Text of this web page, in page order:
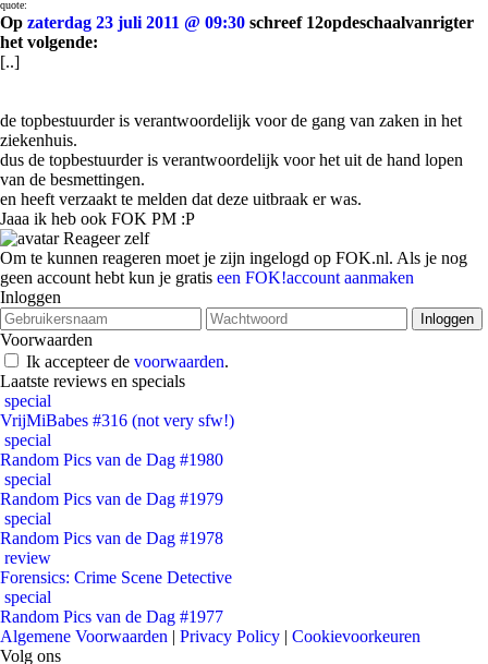
quote:
Op zaterdag 23 juli 2011 @ 09:30 schreef 12opdeschaalvanrigter
het volgende:
[..]
de topbestuurder is verantwoordelijk voor de gang van zaken in het
ziekenhuis.
dus de topbestuurder is verantwoordelijk voor het uit de hand lopen
van de besmettingen.
en heeft verzaakt te melden dat deze uitbraak er was.
Jaaa ik heb ook FOK PM :P
Reageer zelf
Om te kunnen reageren moet je zijn ingelogd op FOK.nl. Als je nog
geen account hebt kun je gratis een FOK!account aanmaken
Inloggen
Voorwaarden
Ik accepteer de voorwaarden.
Laatste reviews en specials
special
VrijMiBabes #316 (not very sfw!)
special
Random Pics van de Dag #1980
special
Random Pics van de Dag #1979
special
Random Pics van de Dag #1978
review
Forensics: Crime Scene Detective
special
Random Pics van de Dag #1977
Algemene Voorwaarden | Privacy Policy | Cookievoorkeuren
Volg ons